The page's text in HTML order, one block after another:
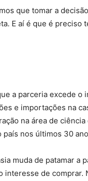
que tomar a
E aí é que é preciso
a parceria excede
e importações na
na área de
nos últimos 30
muda de patamar a
interesse de comprar.